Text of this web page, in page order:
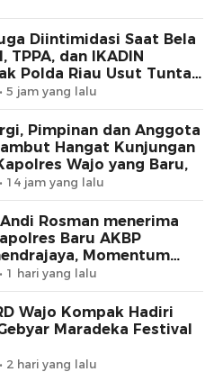
Diintimidasi Saat Bela
TPPA, dan IKADIN
Polda Riau Usut Tuntas
5 jam yang lalu
Pimpinan dan Anggota
Hangat Kunjungan
Wajo yang Baru,
14 jam yang lalu
Rosman menerima
Baru AKBP
Momentum
1 hari yang lalu
Wajo Kompak Hadiri
Maradeka Festival
2 hari yang lalu